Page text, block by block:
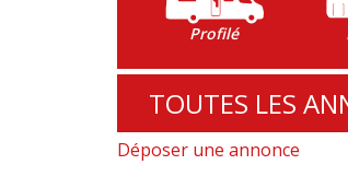
Profilé
TOUTES LES
Déposer une annonce